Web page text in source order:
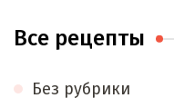
Все рецепты
Без рубрики